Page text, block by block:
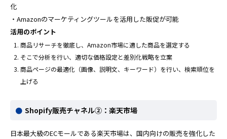
化
・Amazonのマーケティングツールを活用した販促が可能
活用のポイント
商品リサーチを徹底し、Amazon市場に適した商品を選定する
そこで分析を行い、適切な価格設定と差別化戦略を立案
商品ページの最適化（画像、説明文、キーワード）を行い、検索順位を
上げる
Shopify販売チャネル②：楽天市場
日本最大級のECモールである楽天市場は、国内向けの販売を強化した